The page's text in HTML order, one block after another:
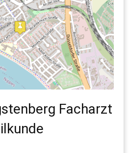
Facharzt